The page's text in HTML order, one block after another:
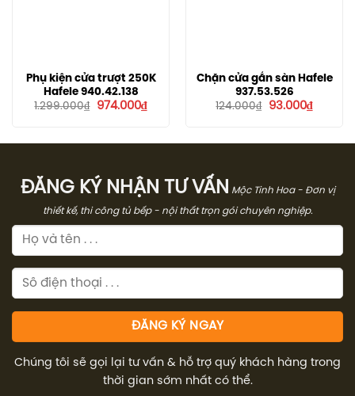
Phụ kiện cửa trượt 250K
Hafele 940.42.138
1.299.000₫
Giá
974.000₫Giá
974.000₫.
Chặn cửa gắn sàn Hafele
937.53.526
124.000₫
Giá
93.000₫Giá
ĐĂNG KÝ NHẬN TƯ VẤN
Mộc Tinh Hoa - Đơn vị
thiết kế, thi công tủ bếp - nội thất trọn gói chuyên nghiệp.
Chúng tôi sẽ gọi lại tư vấn & hỗ trợ quý khách hàng trong
thời gian sớm nhất có thể.